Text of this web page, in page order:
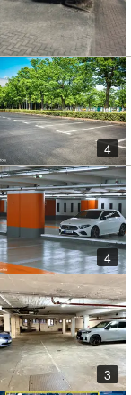
4
4
3